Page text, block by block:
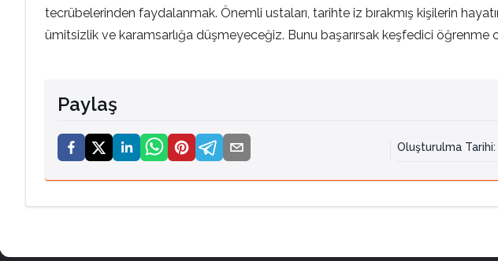
tecrübelerinden faydalanmak. Önemli ustaları, tarihte iz bırakmış kişilerin
ümitsizlik ve karamsarlığa düşmeyeceğiz. Bunu başarırsak keşfedici öğrenme
Paylaş
Oluşturulma Tarihi: